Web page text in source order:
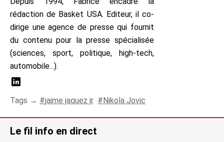
rédaction de Basket USA. Editeur, il co-
dirige une agence de presse qui fournit
du contenu pour la presse spécialisée
(sciences, sport, politique, high-tech,
automobile...).
Tags → jaime jaquez jr Nikola Jovic
Le fil info en direct